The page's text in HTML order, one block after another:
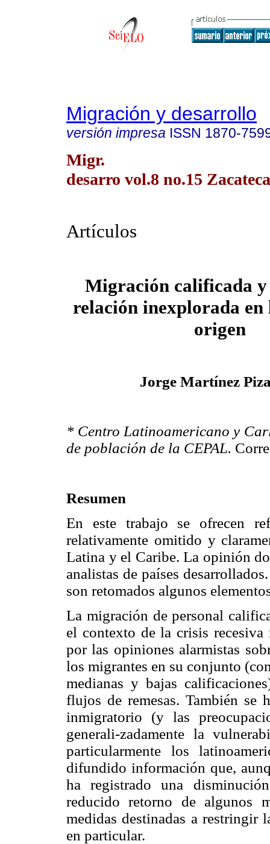
Migración y desarrollo
versión impresa ISSN 1870-
Migr.
desarro vol.8 no.15
Artículos
Migración calificada
relación inexplorada en
origen
Jorge Martínez
* Centro Latinoamericano y
de población de la CEPAL.
Resumen
En este trabajo se ofrecen
relativamente omitido y
Latina y el Caribe. La opinión
analistas de países
son retomados algunos
La migración de personal
el contexto de la crisis
por las opiniones alarmistas
los migrantes en su conjunto
medianas y bajas
flujos de remesas. También se
inmigratorio (y las
generali-zadamente la
particularmente los
difundido información que,
ha registrado una
reducido retorno de algunos
medidas destinadas a restringir
en particular.